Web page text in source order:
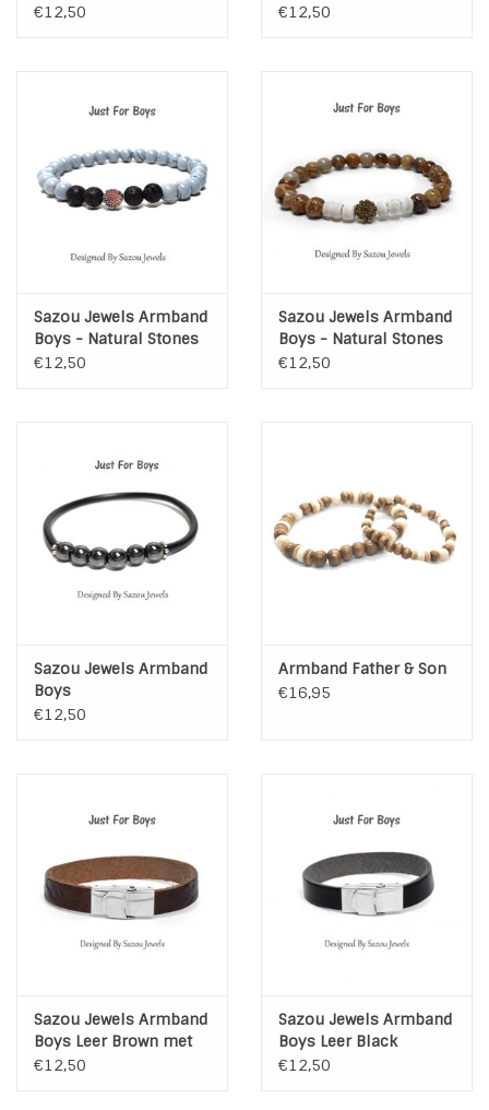
€12,50
€12,50
Sazou Jewels Armband
Boys - Natural Stones
€12,50
Sazou Jewels Armband
Boys - Natural Stones
€12,50
Sazou Jewels Armband
Boys
€12,50
Armband Father & Son
€16,95
Sazou Jewels Armband
Boys Leer Brown met
patroon
€12,50
Sazou Jewels Armband
Boys Leer Black
€12,50